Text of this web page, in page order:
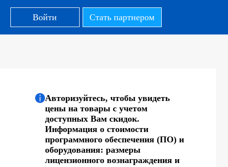
Войти Стать партнером
Авторизуйтесь, чтобы увидеть
цены на товары с учетом
доступных Вам скидок.
Информация о стоимости
программного обеспечения (ПО) и
оборудования: размеры
лицензионного вознаграждения и